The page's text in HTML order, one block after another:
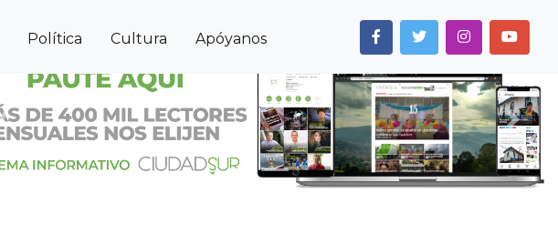
Política Cultura Apóyanos
Previous Next